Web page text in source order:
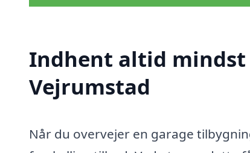
Indhent altid
Vejrumstad
Når du overvejer en garage